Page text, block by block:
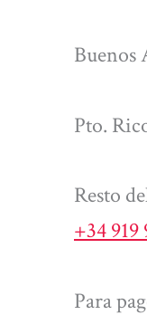
Buenos
Pto.
Resto
+34 919
Para